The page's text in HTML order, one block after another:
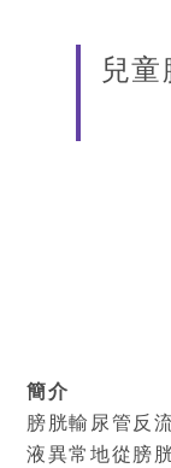
兒
簡介
膀胱輸尿管反
液異常地從膀